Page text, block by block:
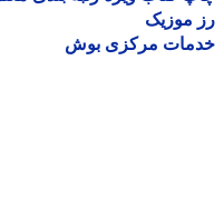
موزیک
مرکزی بوش